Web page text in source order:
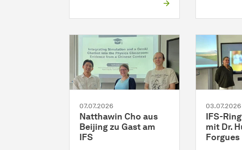
07.07.2026
Natthawin Cho aus
Beijing zu Gast am
IFS
03.07.2026
IFS-
mit Dr.
Forgues